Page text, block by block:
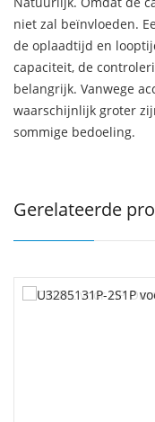
niet zal beïnvloeden.
de oplaadtijd en
capaciteit, de
belangrijk. Vanwege
waarschijnlijk groter
sommige bedoeling.
Gerelateerde